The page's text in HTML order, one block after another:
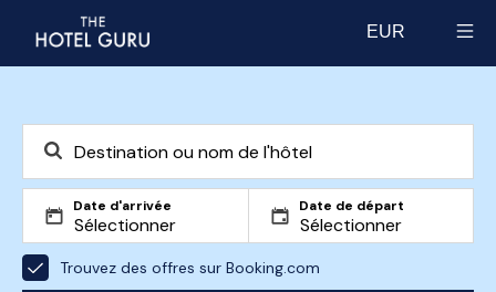
EUR
Date d'arrivée Date de départ
Trouvez des offres sur Booking.com